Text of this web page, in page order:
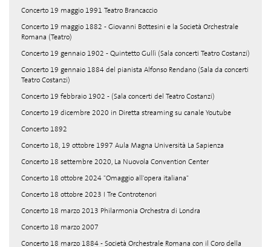
Concerto 19 maggio 1991 Teatro Brancaccio
Concerto 19 maggio 1882 - Giovanni Bottesini e la Società Orchestrale
Romana (Teatro)
Concerto 19 gennaio 1902 - Quintetto Gullì (Sala concerti Teatro Costanzi)
Concerto 19 gennaio 1884 del pianista Alfonso Rendano (Sala da concerti
Teatro Costanzi)
Concerto 19 febbraio 1902 - (Sala concerti del Teatro Costanzi)
Concerto 19 dicembre 2020 in Diretta streaming su canale Youtube
Concerto 1892
Concerto 18, 19 ottobre 1997 Aula Magna Università La Sapienza
Concerto 18 settembre 2020, La Nuovola Convention Center
Concerto 18 ottobre 2024 "Omaggio all'opera italiana"
Concerto 18 ottobre 2023 I Tre Controtenori
Concerto 18 marzo 2013 Philarmonia Orchestra di Londra
Concerto 18 marzo 2007
Concerto 18 marzo 1884 - Società Orchestrale Romana con il Coro della